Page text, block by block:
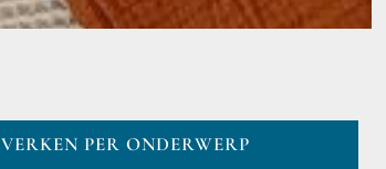
VERKEN PER ONDERWERP